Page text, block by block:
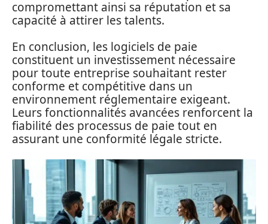
compromettant ainsi sa réputation et sa
capacité à attirer les talents.
En conclusion, les logiciels de paie
constituent un investissement nécessaire
pour toute entreprise souhaitant rester
conforme et compétitive dans un
environnement réglementaire exigeant.
Leurs fonctionnalités avancées renforcent la
fiabilité des processus de paie tout en
assurant une conformité légale stricte.